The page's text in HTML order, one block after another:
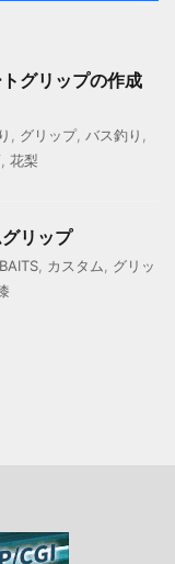
グリップの作成
グリップ, バス釣り
花梨
リップ
カスタム
グリッ